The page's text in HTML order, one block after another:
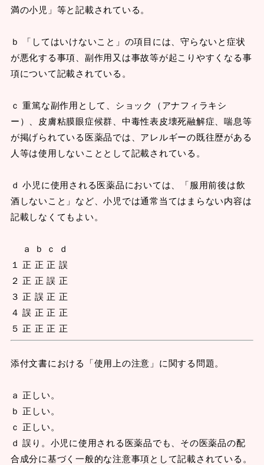
満の小児」等と記載されている。
ｂ 「してはいけないこと」の項目には、守らないと症状
が悪化する事項、副作用又は事故等が起こりやすくなる事
項について記載されている。
ｃ 重篤な副作用として、ショック（アナフィラキシ
ー）、皮膚粘膜眼症候群、中毒性表皮壊死融解症、喘息等
が掲げられている医薬品では、アレルギーの既往歴がある
人等は使用しないこととして記載されている。
ｄ 小児に使用される医薬品においては、「服用前後は飲
酒しないこと」など、小児では通常当てはまらない内容は
記載しなくてもよい。
ａ ｂ ｃ ｄ
１ 正 正 正 誤
２ 正 正 誤 正
３ 正 誤 正 正
４ 誤 正 正 正
５ 正 正 正 正
添付文書における「使用上の注意」に関する問題。
ａ 正しい。
ｂ 正しい。
ｃ 正しい。
ｄ 誤り。小児に使用される医薬品でも、その医薬品の配
合成分に基づく一般的な注意事項として記載されている。